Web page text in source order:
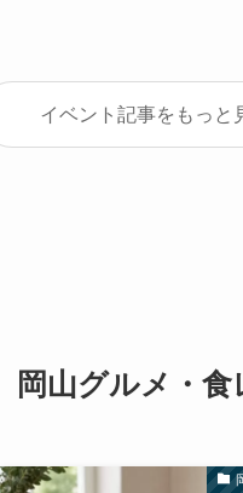
イベント記事をもっと
岡山グルメ・食